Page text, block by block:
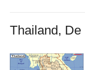
Thailand, De